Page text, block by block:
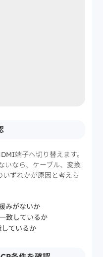
端子へ切り替えます。
いなら、ケーブル、変換
ずれかが原因と考えら
みがないか
致しているか
ているか